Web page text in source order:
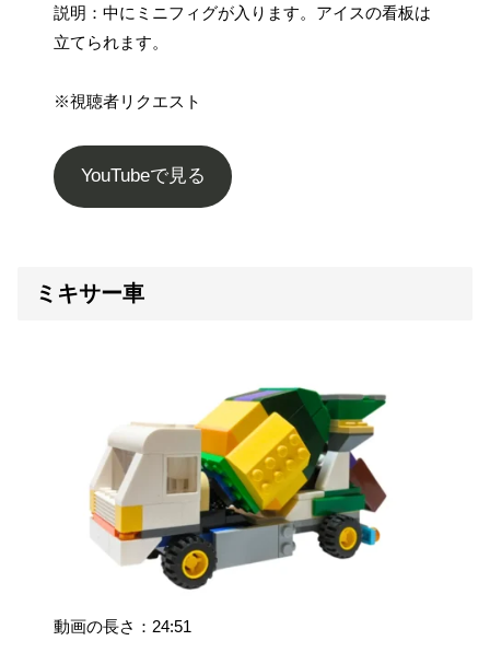
説明：中にミニフィグが入ります。アイスの看板は
立てられます。
※視聴者リクエスト
YouTubeで見る
ミキサー車
動画の長さ：24:51